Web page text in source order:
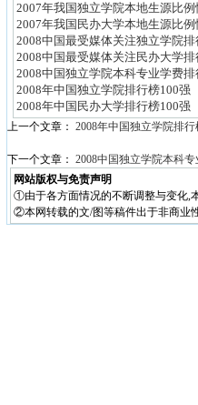
2007年我国独立学院本地生源比例
2007年我国民办大学本地生源比例
2008中国最受媒体关注独立学院排
2008中国最受媒体关注民办大学排
2008中国独立学院本科专业学费排
2008年中国独立学院排行榜100强
2008年中国民办大学排行榜100强
上一个文章： 2008年中国独立学院排行
下一个文章： 2008中国独立学院本科
网站版权与免责声明
①由于各方面情况的不断调整与变化,
②本网转载的文/图等稿件出于非商业